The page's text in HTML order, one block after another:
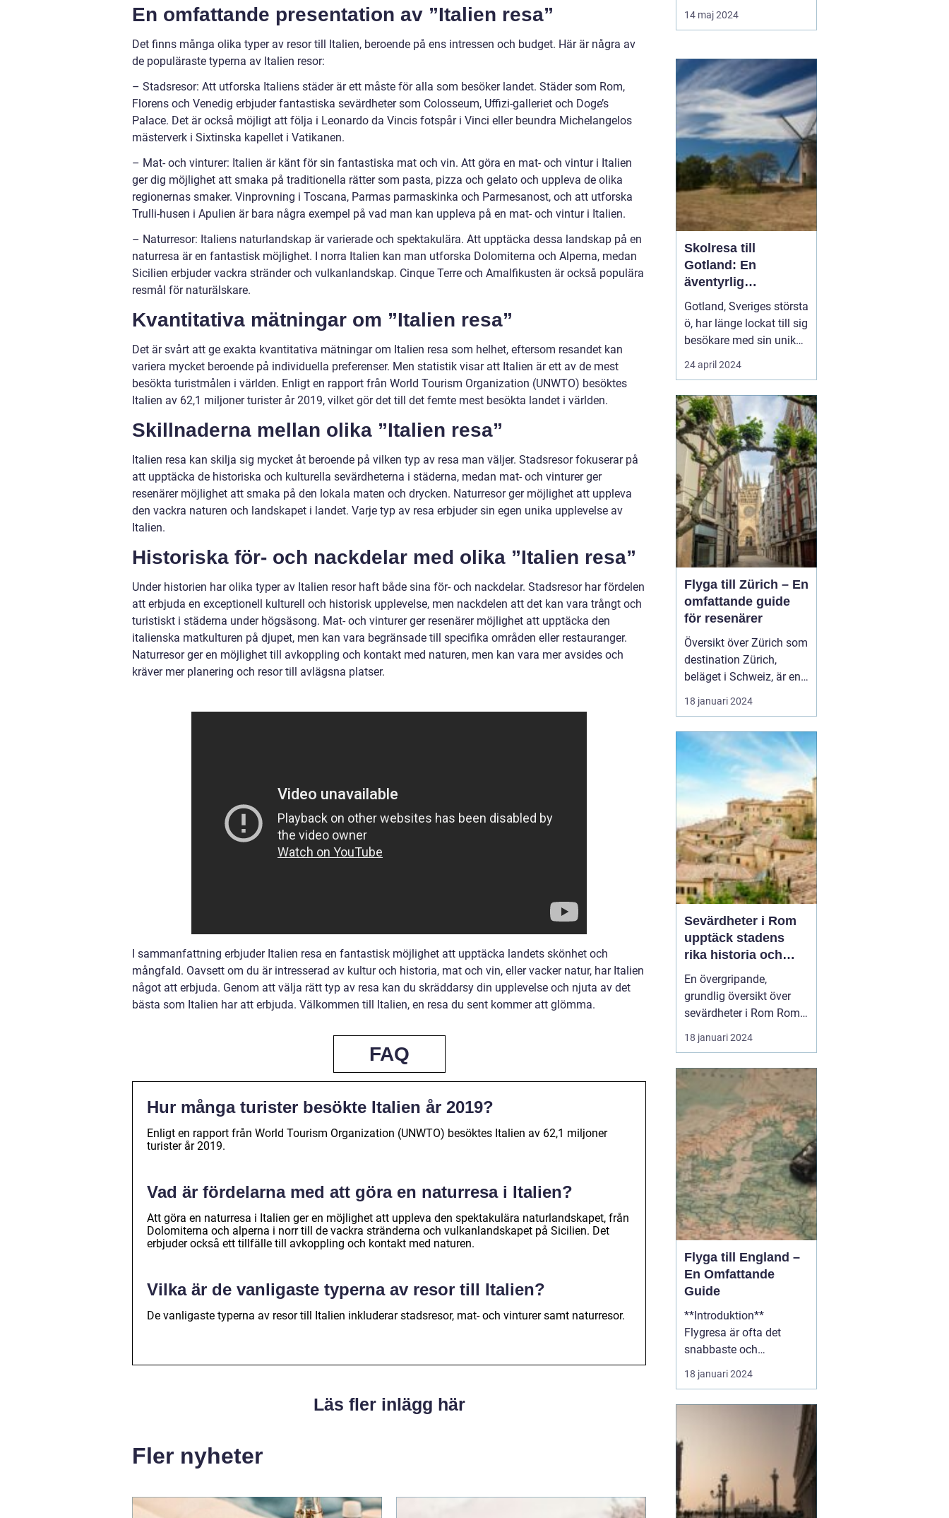
En omfattande presentation av ”Italien resa”
Det finns många olika typer av resor till Italien, beroende på ens intressen och budget. Här är några av
de populäraste typerna av Italien resor:
– Stadsresor: Att utforska Italiens städer är ett måste för alla som besöker landet. Städer som Rom,
Florens och Venedig erbjuder fantastiska sevärdheter som Colosseum, Uffizi-galleriet och Doge’s
Palace. Det är också möjligt att följa i Leonardo da Vincis fotspår i Vinci eller beundra Michelangelos
mästerverk i Sixtinska kapellet i Vatikanen.
– Mat- och vinturer: Italien är känt för sin fantastiska mat och vin. Att göra en mat- och vintur i Italien
ger dig möjlighet att smaka på traditionella rätter som pasta, pizza och gelato och uppleva de olika
regionernas smaker. Vinprovning i Toscana, Parmas parmaskinka och Parmesanost, och att utforska
Trulli-husen i Apulien är bara några exempel på vad man kan uppleva på en mat- och vintur i Italien.
– Naturresor: Italiens naturlandskap är varierade och spektakulära. Att upptäcka dessa landskap på en
naturresa är en fantastisk möjlighet. I norra Italien kan man utforska Dolomiterna och Alperna, medan
Sicilien erbjuder vackra stränder och vulkanlandskap. Cinque Terre och Amalfikusten är också populära
resmål för naturälskare.
Kvantitativa mätningar om ”Italien resa”
Det är svårt att ge exakta kvantitativa mätningar om Italien resa som helhet, eftersom resandet kan
variera mycket beroende på individuella preferenser. Men statistik visar att Italien är ett av de mest
besökta turistmålen i världen. Enligt en rapport från World Tourism Organization (UNWTO) besöktes
Italien av 62,1 miljoner turister år 2019, vilket gör det till det femte mest besökta landet i världen.
Skillnaderna mellan olika ”Italien resa”
Italien resa kan skilja sig mycket åt beroende på vilken typ av resa man väljer. Stadsresor fokuserar på
att upptäcka de historiska och kulturella sevärdheterna i städerna, medan mat- och vinturer ger
resenärer möjlighet att smaka på den lokala maten och drycken. Naturresor ger möjlighet att uppleva
den vackra naturen och landskapet i landet. Varje typ av resa erbjuder sin egen unika upplevelse av
Italien.
Historiska för- och nackdelar med olika ”Italien resa”
Under historien har olika typer av Italien resor haft både sina för- och nackdelar. Stadsresor har fördelen
att erbjuda en exceptionell kulturell och historisk upplevelse, men nackdelen att det kan vara trångt och
turistiskt i städerna under högsäsong. Mat- och vinturer ger resenärer möjlighet att upptäcka den
italienska matkulturen på djupet, men kan vara begränsade till specifika områden eller restauranger.
Naturresor ger en möjlighet till avkoppling och kontakt med naturen, men kan vara mer avsides och
kräver mer planering och resor till avlägsna platser.
I sammanfattning erbjuder Italien resa en fantastisk möjlighet att upptäcka landets skönhet och
mångfald. Oavsett om du är intresserad av kultur och historia, mat och vin, eller vacker natur, har Italien
något att erbjuda. Genom att välja rätt typ av resa kan du skräddarsy din upplevelse och njuta av det
bästa som Italien har att erbjuda. Välkommen till Italien, en resa du sent kommer att glömma.
FAQ
Hur många turister besökte Italien år 2019?
Enligt en rapport från World Tourism Organization (UNWTO) besöktes Italien av 62,1 miljoner
turister år 2019.
Vad är fördelarna med att göra en naturresa i Italien?
Att göra en naturresa i Italien ger en möjlighet att uppleva den spektakulära naturlandskapet, från
Dolomiterna och alperna i norr till de vackra stränderna och vulkanlandskapet på Sicilien. Det
erbjuder också ett tillfälle till avkoppling och kontakt med naturen.
Vilka är de vanligaste typerna av resor till Italien?
De vanligaste typerna av resor till Italien inkluderar stadsresor, mat- och vinturer samt naturresor.
Läs fler inlägg här
Fler nyheter
natur och vackra
stränder, utan också för
möjligheter när det gäller
fastighetsinvesteringar.
Allt fler uppt...
14 maj 2024
Skolresa till
Gotland: En
äventyrlig
upptäcktsfärd
Gotland, Sveriges största
ö, har länge lockat till sig
besökare med sin unika
charm och historia. Från
raukar och långa
ruiner och en levande
kulturhistoria, erbjuder
Gotland en mångf...
24 april 2024
Flyga till Zürich – En
omfattande guide
för resenärer
Översikt över Zürich som
destination Zürich,
beläget i Schweiz, är en
av Europas mest
populära destinationer
världen. Den här artikeln
ger en grundlig översikt
av möjligheterna att
flyga till Zürich, inklusive
olika flygtyper...
18 januari 2024
Sevärdheter i Rom
upptäck stadens
rika historia och
kulturella skatter
En övergripande,
grundlig översikt över
sevärdheter i Rom Roms
sevärdheter är känt över
hela världen och staden
skattkista av både
historia och kultur. Det är
en stad där moderna
byggnader står sida vid
sida med antika
ruinerna...
18 januari 2024
Flyga till England –
En Omfattande
Guide
**Introduktion**
Flygresa är ofta det
snabbaste och
bekvämaste sättet att
resa till England från
flygplatser och flygbolag
att välja mellan erbjuder
en flygresa till England
fantastiska möjligheter
att ...
18 januari 2024